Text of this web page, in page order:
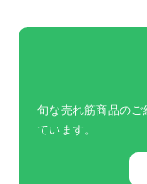
旬な売れ筋商品のご
ています。